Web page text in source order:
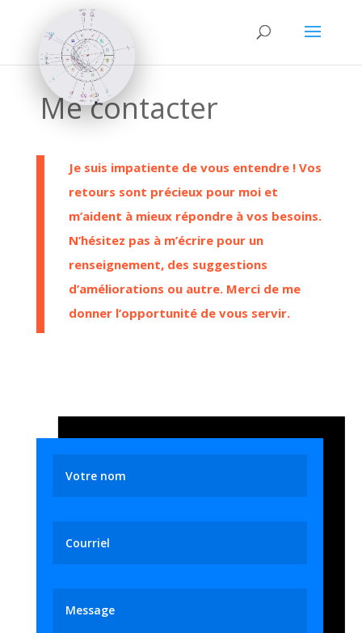
Me contacter
Je suis impatiente de vous entendre ! Vos
retours sont précieux pour moi et
m’aident à mieux répondre à vos besoins.
N’hésitez pas à m’écrire pour un
renseignement, des suggestions
d’améliorations ou autre. Merci de me
donner l’opportunité de vous servir.